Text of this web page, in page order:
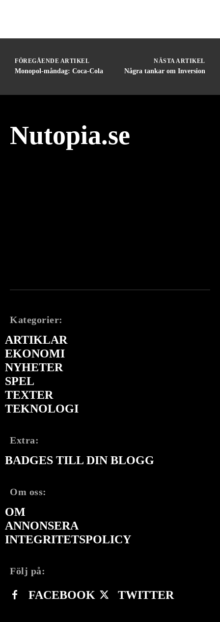
FÖREGÅENDE ARTIKEL
Monopol-måndag: Coca-Cola
NÄSTA ARTIKEL
Några tankar om Inversion
Nutopia.se
Kategorier:
ARTIKLAR
EKONOMI
NYHETER
SPEL
TEXTER
TEKNOLOGI
Extra:
BADGES TILL DIN BLOGG
Om oss:
OM
ANNONSERA
INTEGRITETSPOLICY
Följ på:
FACEBOOK TWITTER